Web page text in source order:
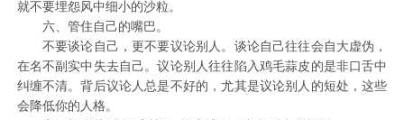
就不要埋怨风中细小的沙粒。
六、管住自己的嘴巴。
不要谈论自己，更不要议论别人。谈论自己往往会自大虚伪，
在名不副实中失去自己。议论别人往往陷入鸡毛蒜皮的是非口舌中
纠缠不清。背后议论人总是不好的，尤其是议论别人的短处，这些
会降低你的人格。